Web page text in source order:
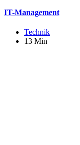
IT-Management
Technik
13 Min